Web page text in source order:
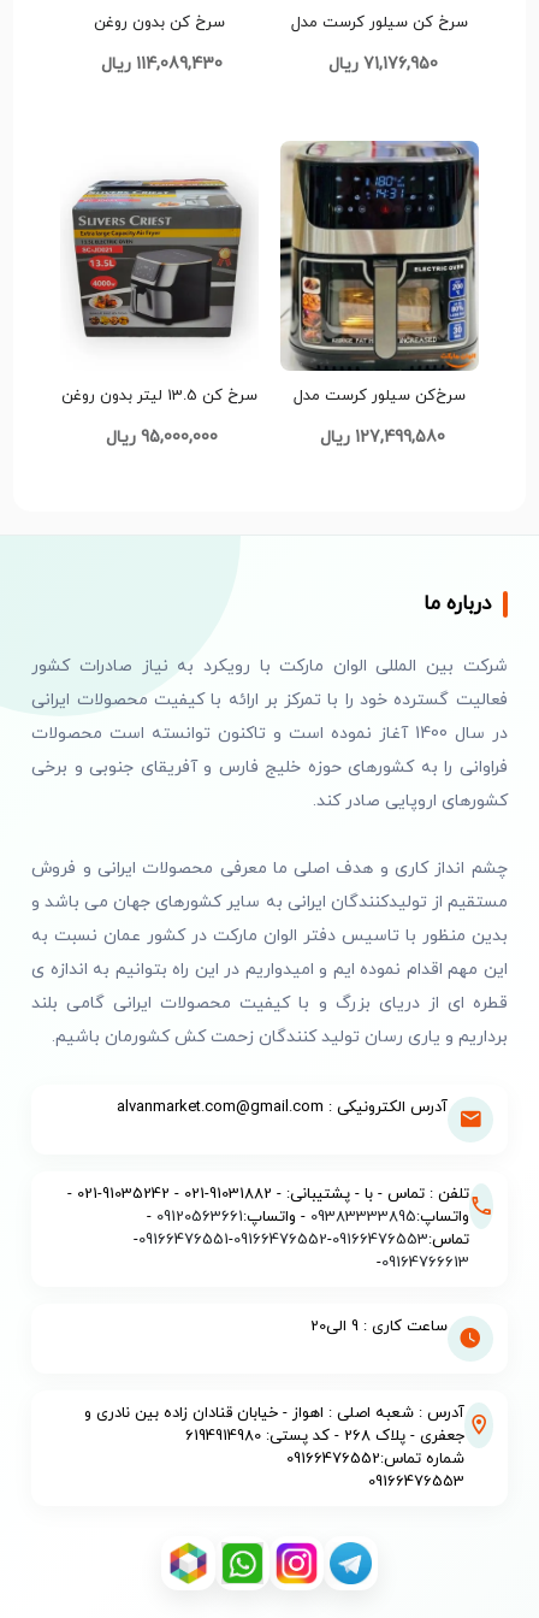
سرخ کن سیلور کرست مدل
71,176,950 ریال
سرخ کن بدون روغن
SCS-6090 مدل L007 تک و
114,089,430 ریال
سرخ‌کن سیلور کرست مدل
127,499,580 ریال
سرخ کن 13.5 لیتر بدون روغن
تک و عمده کد G4805
95,000,000 ریال
درباره ما
شرکت بین المللی الوان مارکت با رویکرد به نیاز صادرات کشور
فعالیت گسترده خود را با تمرکز بر ارائه با کیفیت محصولات ایرانی
در سال 1400 آغاز نموده است و تاکنون توانسته است محصولات
فراوانی را به کشورهای حوزه خلیج فارس و آفریقای جنوبی و برخی
کشورهای اروپایی صادر کند.
چشم انداز کاری و هدف اصلی ما معرفی محصولات ایرانی و فروش
مستقیم از تولیدکنندگان ایرانی به سایر کشورهای جهان می باشد و
بدین منظور با تاسیس دفتر الوان مارکت در کشور عمان نسبت به
این مهم اقدام نموده ایم و امیدواریم در این راه بتوانیم به اندازه ی
قطره ای از دریای بزرگ و با کیفیت محصولات ایرانی گامی بلند
برداریم و یاری رسان تولید کنندگان زحمت کش کشورمان باشیم.
آدرس الکترونیکی : alvanmarket.com@gmail.com
تلفن : تماس - با - پشتیبانی: - 91031882-021 - 91035242-021 -
واتساپ:09383333895 - واتساپ:09120563661
-
تماس:09166476553
-
09166476552
-
09166476551
-
09164766613
-
ساعت کاری : 9 الی20
آدرس : شعبه اصلی : اهواز - خیابان قنادان زاده بین نادری و
جعفری - پلاک 268 - کد پستی: 6194914980
شماره تماس:09166476552
09166476553